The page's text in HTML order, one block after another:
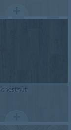
chestnut